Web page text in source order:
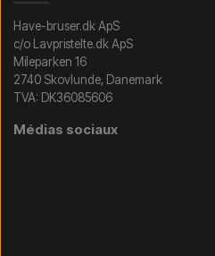
Have-bruser.dk ApS
c/o Lavpristelte.dk ApS
Mileparken 16
2740 Skovlunde, Danemark
TVA: DK36085606
Médias sociaux